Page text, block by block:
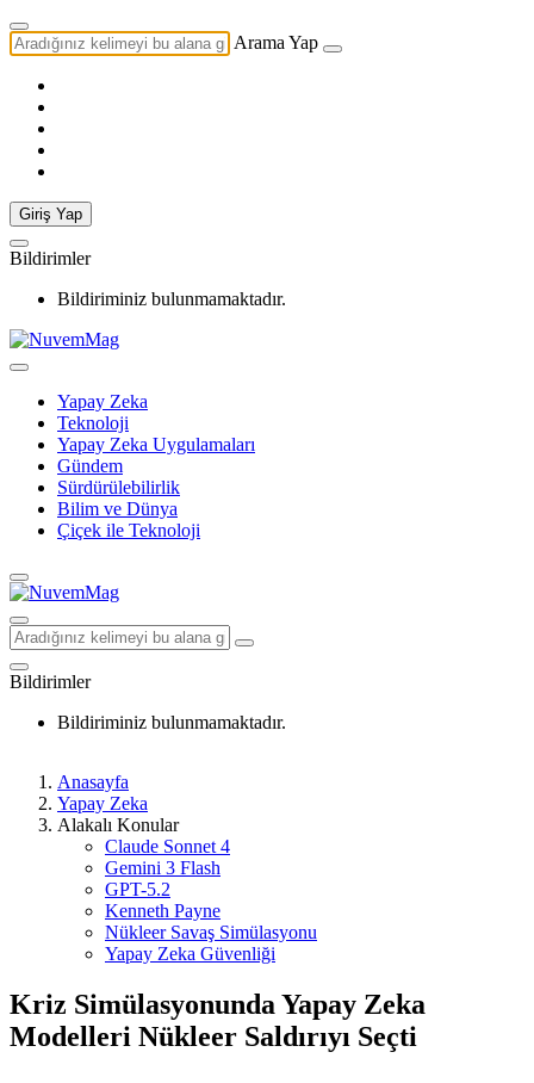
Arama Yap
Giriş Yap
Bildirimler
Bildiriminiz bulunmamaktadır.
Yapay Zeka
Teknoloji
Yapay Zeka Uygulamaları
Gündem
Sürdürülebilirlik
Bilim ve Dünya
Çiçek ile Teknoloji
Bildirimler
Bildiriminiz bulunmamaktadır.
Anasayfa
Yapay Zeka
Alakalı Konular
Claude Sonnet 4
Gemini 3 Flash
GPT-5.2
Kenneth Payne
Nükleer Savaş Simülasyonu
Yapay Zeka Güvenliği
Kriz Simülasyonunda Yapay Zeka
Modelleri Nükleer Saldırıyı Seçti